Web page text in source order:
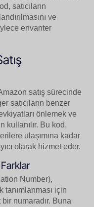
satıcıların
ve
envanter
satış sürecinde
satıcıların benzer
önlemek ve
kullanılır. Bu kod,
ulaşımına kadar
olarak hizmet eder.
Number),
tanımlanması için
numaradır. Buna